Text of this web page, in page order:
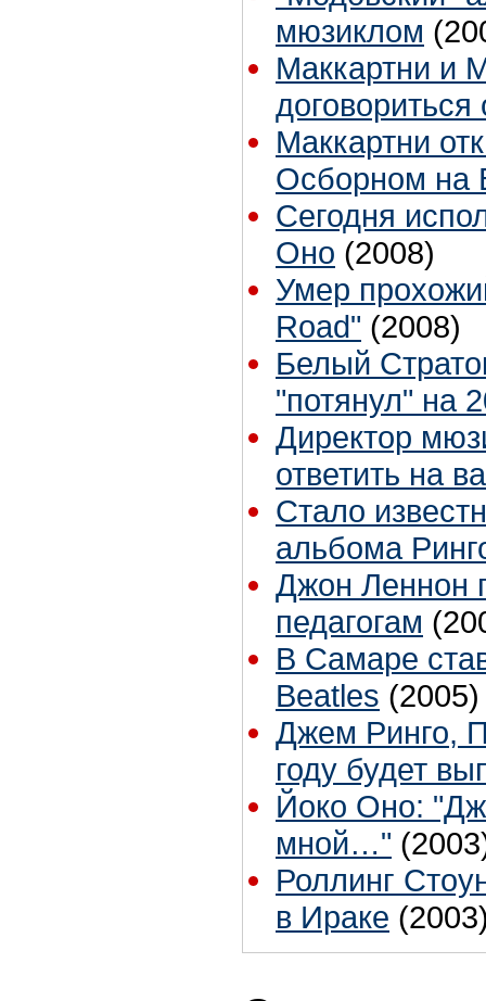
мюзиклом
Маккартни и
Маккартни
Осборном на
Сегодня
Оно (2008)
Умер
Road" (2008)
Белый
"потянул" на
Директор
ответить на
Стало
альбома
Джон Леннон
педагогам
В Самаре
Beatles (2005)
Джем Ринго,
году будет
Йоко Оно:
мной…"
Роллинг
в Ираке